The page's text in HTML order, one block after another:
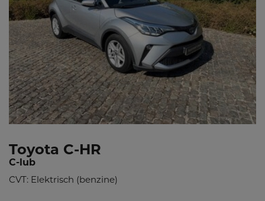
Toyota C-HR
C-lub
CVT: Elektrisch (benzine)